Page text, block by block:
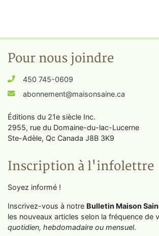
Pour nous joindre
450 745-0609
abonnement@maisonsaine.ca
Éditions du 21e siècle Inc.
2955, rue du Domaine-du-lac-Lucerne
Ste-Adèle, Qc Canada J8B 3K9
Inscription à l'infolettre
Soyez informé !
Inscrivez-vous à notre Bulletin Maison
les nouveaux articles selon la fréquence de
quotidien, hebdomadaire ou mensuel.